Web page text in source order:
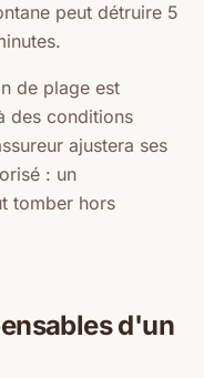
peut détruire 5
de plage est
des conditions
ajustera ses
: un
tomber hors
d'un